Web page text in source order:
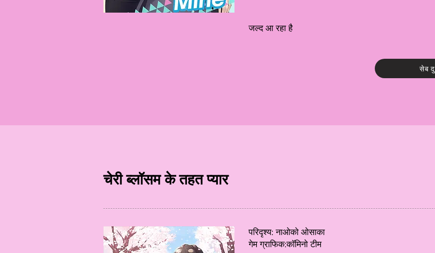
जल्द आ रहा है
सेब
चेरी ब्लॉसम के तहत प्यार
परिदृश्य: नाओको ओसाका
गेम ग्राफिक:कॉमिनो टीम